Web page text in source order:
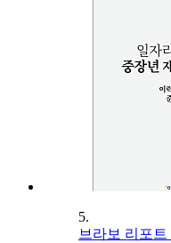
5.
브라보 리포트